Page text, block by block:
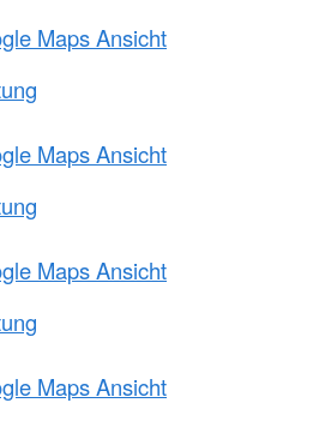
Maps Ansicht
Maps Ansicht
Maps Ansicht
Maps Ansicht